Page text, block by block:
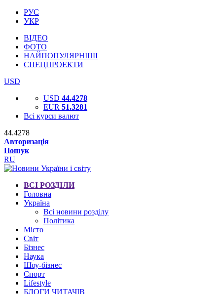
РУС
УКР
ВІДЕО
ФОТО
НАЙПОПУЛЯРНІШІ
СПЕЦПРОЕКТИ
USD
USD 44.4278
EUR 51.3281
Всі курси валют
44.4278
Авторизація
Пошук
RU
ВСІ РОЗДІЛИ
Головна
Україна
Всі новини розділу
Політика
Місто
Світ
Бізнес
Наука
Шоу-бізнес
Спорт
Lifestyle
БЛОГИ ЧИТАЧІВ